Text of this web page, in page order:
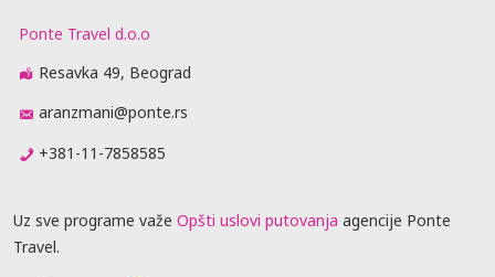
Ponte Travel d.o.o
Resavka 49, Beograd
aranzmani@ponte.rs
+381-11-7858585
Uz sve programe važe Opšti uslovi putovanja agencije Ponte
Travel.